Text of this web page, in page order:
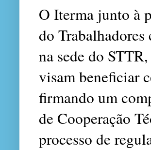
O Iterma junto à
do
na sede do
visam beneficiar
firmando um
de Cooperação
processo de